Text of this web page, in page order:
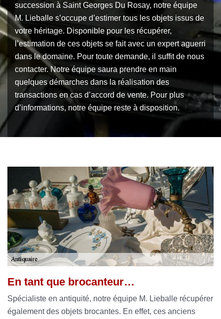
succession à Saint Georges Du Rosay, notre équipe
M. Lieballe s’occupe d’estimer tous les objets issus de
votre héritage. Disponible pour les récupérer,
l’estimation de ces objets se fait avec un expert aguerri
dans le domaine. Pour toute demande, il suffit de nous
contacter. Notre équipe saura prendre en main
quelques démarches dans la réalisation des
transactions en cas d’accord de vente. Pour plus
d’informations, notre équipe reste à disposition.
En tant que brocanteur…
Spécialiste en antiquité, notre équipe M. Lieballe récupérer
également des objets brocantes. En effet, ces anciens